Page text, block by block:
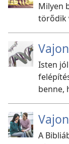
Milyen
törődik
Isten
benne,
A